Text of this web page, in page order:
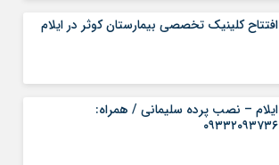
افتتاح کلینیک تخصصی بیمارستان کوثر در ایلام
ایلام – نصب پرده سلیمانی / همراه:
۰۹۳۳۲۰۹۳۷۳۶